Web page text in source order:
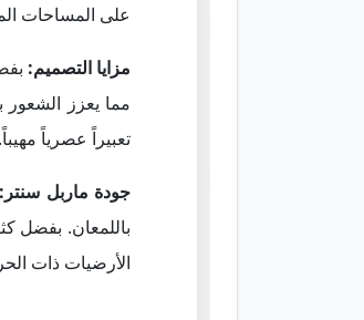
على المساحات
مزايا التصميم:
مما يعزز الشعور
تعبيراً عصرياً مهيباً.
جودة ماربل سنتر:
باللمعان. بفضل
الأرضيات ذات